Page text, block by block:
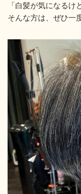
「白髪が気になる
そんな方は、ぜひ一